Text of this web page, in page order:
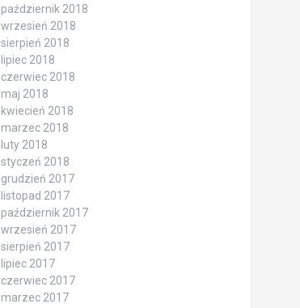
październik 2018
wrzesień 2018
sierpień 2018
lipiec 2018
czerwiec 2018
maj 2018
kwiecień 2018
marzec 2018
luty 2018
styczeń 2018
grudzień 2017
listopad 2017
październik 2017
wrzesień 2017
sierpień 2017
lipiec 2017
czerwiec 2017
marzec 2017